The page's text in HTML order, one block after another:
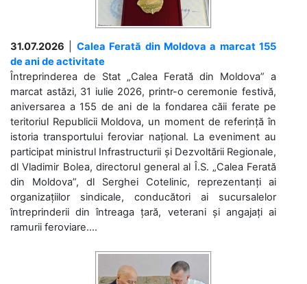
31.07.2026
Calea Ferată din Moldova a marcat 155
de ani de activitate
Întreprinderea de Stat „Calea Ferată din Moldova” a
marcat astăzi, 31 iulie 2026, printr-o ceremonie festivă,
aniversarea a 155 de ani de la fondarea căii ferate pe
teritoriul Republicii Moldova, un moment de referință în
istoria transportului feroviar național. La eveniment au
participat ministrul Infrastructurii și Dezvoltării Regionale,
dl Vladimir Bolea, directorul general al Î.S. „Calea Ferată
din Moldova”, dl Serghei Cotelinic, reprezentanți ai
organizațiilor sindicale, conducători ai sucursalelor
întreprinderii din întreaga țară, veterani și angajați ai
ramurii feroviare....